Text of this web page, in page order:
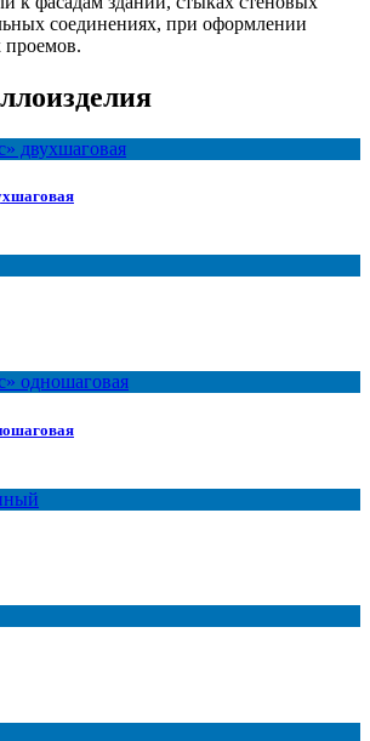
соединениях, при оформлении